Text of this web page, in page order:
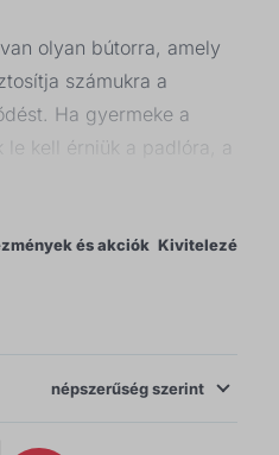
olyan bútorra, amely
számukra a
Ha gyermeke a
le kell érniük a padlóra, a
az asztalon kell
gyönyörű asztalt
számára.
és akciók Kivitelezés
népszerűség